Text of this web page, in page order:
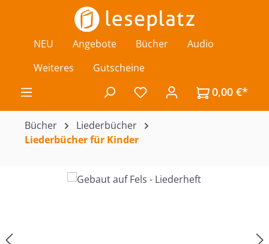
Zum Hauptinhalt springen
NEU Angebote Bücher
Audio
Weiteres
Gutscheine
Du hast 0 Produkte auf
0,00 €*
Bücher
Liederbücher
Liederbücher für Kinder
Bildergalerie überspringen